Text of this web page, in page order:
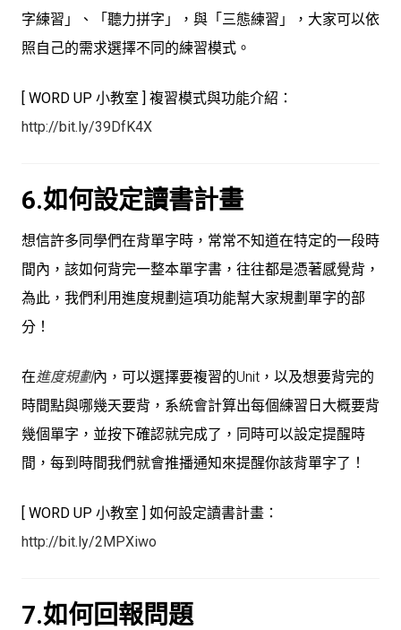
字練習」、「聽力拼字」，與「三態練習」，大家可以依
照自己的需求選擇不同的練習模式。
[ WORD UP 小教室 ] 複習模式與功能介紹：
http://bit.ly/39DfK4X
6.如何設定讀書計畫
想信許多同學們在背單字時，常常不知道在特定的一段時
間內，該如何背完一整本單字書，往往都是憑著感覺背，
為此，我們利用進度規劃這項功能幫大家規劃單字的部
分！
在進度規劃內，可以選擇要複習的Unit，以及想要背完的
時間點與哪幾天要背，系統會計算出每個練習日大概要背
幾個單字，並按下確認就完成了，同時可以設定提醒時
間，每到時間我們就會推播通知來提醒你該背單字了！
[ WORD UP 小教室 ] 如何設定讀書計畫：
http://bit.ly/2MPXiwo
7.如何回報問題